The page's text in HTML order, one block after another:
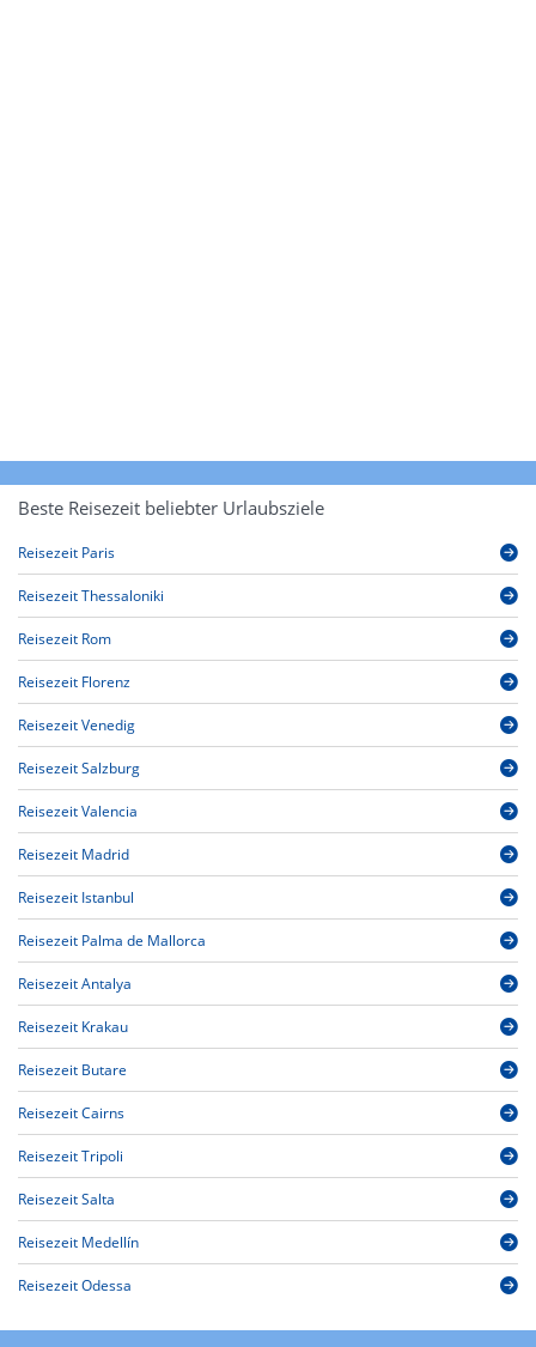
Beste Reisezeit beliebter Urlaubsziele
Reisezeit Paris
Reisezeit Thessaloniki
Reisezeit Rom
Reisezeit Florenz
Reisezeit Venedig
Reisezeit Salzburg
Reisezeit Valencia
Reisezeit Madrid
Reisezeit Istanbul
Reisezeit Palma de Mallorca
Reisezeit Antalya
Reisezeit Krakau
Reisezeit Butare
Reisezeit Cairns
Reisezeit Tripoli
Reisezeit Salta
Reisezeit Medellín
Reisezeit Odessa